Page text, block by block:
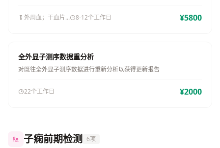
外周血；干血片... 8-12个工作日 ¥5800
全外显子测序数据重分析
对既往全外显子测序数据进行重新分析以获得更新报告
22个工作日 ¥2000
子痫前期检测 6项